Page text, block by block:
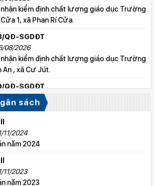
kiểm định chất lượng giáo dục Trường
1, xã Phan Rí Cửa.
QĐ-SGDĐT
08/2026
kiểm định chất lượng giáo dục Trường
An , xã Cư Jút.
QĐ-SGDĐT
08/2026
kiểm định chất lượng giáo dục Trường
, xã Cư Jút.
QĐ-SGDĐT
08/2026
kiểm định chất lượng giáo dục Trường
Khiêm, xã Đức linh.
sách
11/2024
năm 2024
11/2023
năm 2023